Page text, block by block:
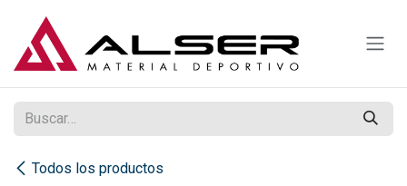
Todos los productos